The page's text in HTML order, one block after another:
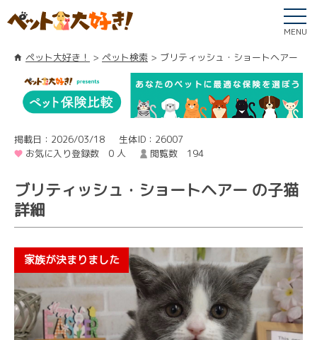
MENU
ペット大好き！ ペット検索 ブリティッシュ・ショートヘアー
掲載日：2026/03/18
生体ID：26007
お気に入り登録数 0 人
閲覧数 194
ブリティッシュ・ショートヘアー の子猫
詳細